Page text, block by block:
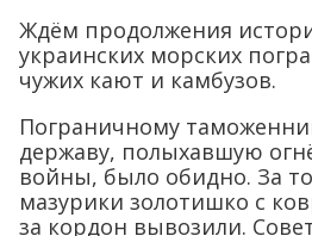
Ждём продолжения
украинских морских
чужих кают и камбузов.
Пограничному
державу, полыхавшую
войны, было обидно. За
мазурики золотишко с
за кордон вывозили.